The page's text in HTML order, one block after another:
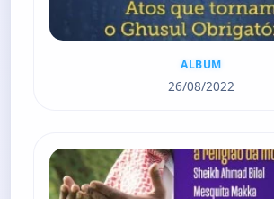
ALBUM
26/08/2022